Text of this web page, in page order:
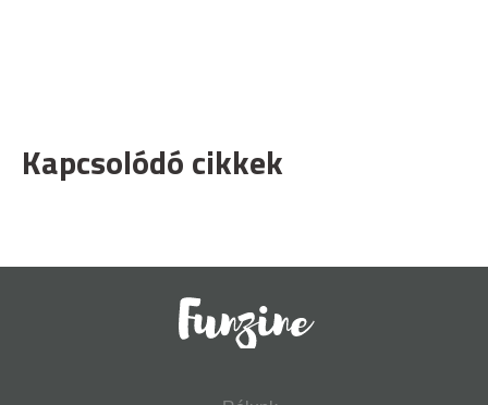
Kapcsolódó cikkek